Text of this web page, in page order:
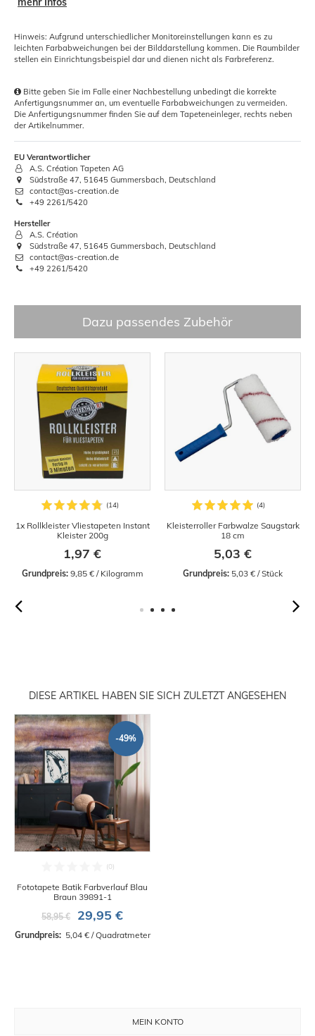
Hinweis: Aufgrund unterschiedlicher Monitoreinstellungen kann es zu
leichten Farbabweichungen bei der Bilddarstellung kommen. Die Raumbilder
stellen ein Einrichtungsbeispiel dar und dienen nicht als Farbreferenz.
Bitte geben Sie im Falle einer Nachbestellung unbedingt die korrekte
Anfertigungsnummer an, um eventuelle Farbabweichungen zu vermeiden.
Die Anfertigungsnummer finden Sie auf dem Tapeteneinleger, rechts neben
der Artikelnummer.
EU Verantwortlicher
A.S. Création Tapeten AG
Südstraße 47, 51645 Gummersbach, Deutschland
contact@as-creation.de
+49 2261/5420
Hersteller
A.S. Création
Südstraße 47, 51645 Gummersbach, Deutschland
contact@as-creation.de
+49 2261/5420
Dazu passendes Zubehör
1x Rollkleister Vliestapeten Instant
Kleister 200g
1,97 €
Grundpreis: 9,85 € / Kilogramm
Kleisterroller Farbwalze Saugstark
18 cm
5,03 €
Grundpreis: 5,03 € / Stück
DIESE ARTIKEL HABEN SIE SICH ZULETZT ANGESEHEN
-49%
Fototapete Batik Farbverlauf Blau
Braun 39891-1
58,95 €
29,95 €
Grundpreis: 5,04 € / Quadratmeter
MEIN KONTO